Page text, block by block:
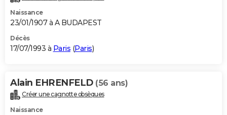
Naissance
23/01/1907 à A BUDAPEST
Décès
17/07/1993 à Paris (Paris)
Alain EHRENFELD (56 ans)
Créer une cagnotte obsèques
Naissance